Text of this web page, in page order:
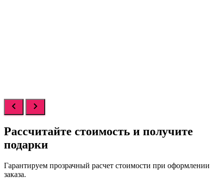
Рассчитайте стоимость и получите
подарки
Гарантируем прозрачный расчет стоимости при оформлении
заказа.